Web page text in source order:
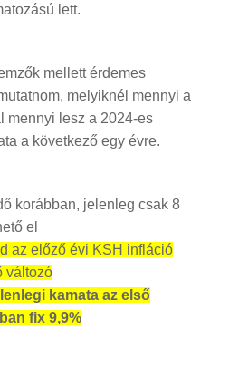
lett.
mellett érdemes
melyiknél mennyi a
mennyi lesz a 2024-es
a következő egy évre.
korábban, jelenleg csak 8
el
az előző évi KSH infláció
változó
kamata az első
fix 9,9%